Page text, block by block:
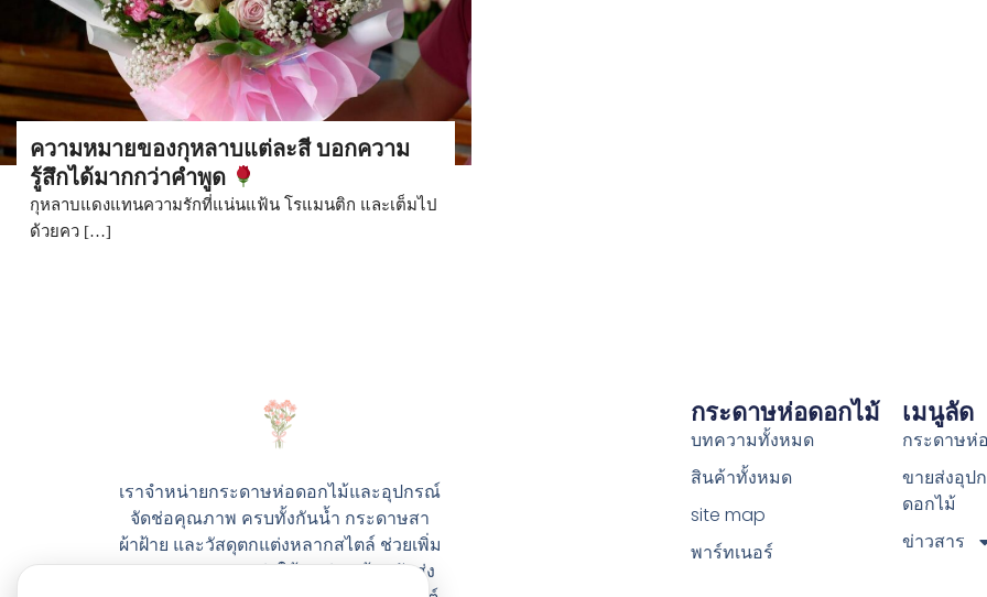
ความหมายของกุหลาบแต่ละสี บอกความ
รู้สึกได้มากกว่าคำพูด
กุหลาบแดงแทนความรักที่แน่นแฟ้น โรแมนติก และเต็มไป
ด้วยคว […]
เราจำหน่ายกระดาษห่อดอกไม้และอุปกรณ์
จัดช่อคุณภาพ ครบทั้งกันน้ำ กระดาษสา
ผ้าฝ้าย และวัสดุตกแต่งหลากสไตล์ ช่วยเพิ่ม
ความสวยและมูลค่าให้ทุกช่อ พร้อมจัดส่ง
กระดาษห่อดอกไม้
บทความทั้งหมด
สินค้าทั้งหมด
site map
พาร์ทเนอร์
เมนูลัด
กระดาษห่
ขายส่งอุป
ดอกไม้
ข่าวสาร